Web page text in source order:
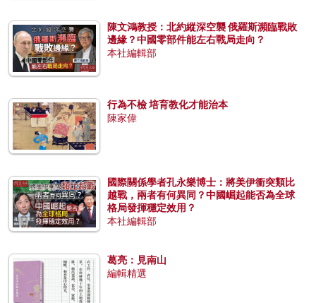
陳文鴻教授：北約縱深空襲 俄羅斯瀕臨戰敗
邊緣？中國零部件能左右戰局走向？
本社編輯部
行為不檢 培育教化才能治本
陳家偉
國際關係學者孔永樂博士：將美伊衝突類比
越戰，兩者有何異同？中國崛起能否為全球
格局發揮穩定效用？
本社編輯部
葛亮：見南山
編輯精選